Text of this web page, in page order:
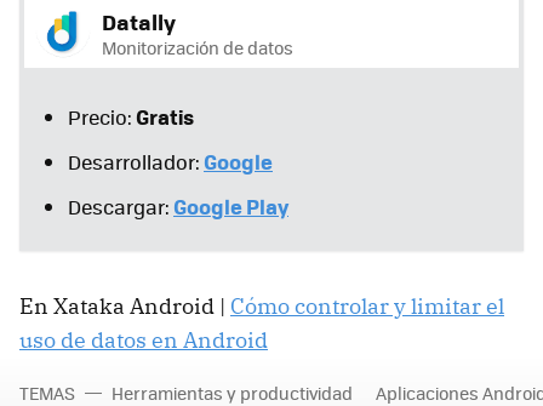
Datally
Monitorización de datos
Precio:Gratis
Desarrollador: Google
Descargar: Google Play
En Xataka Android | Cómo controlar y limitar el
uso de datos en Android
TEMAS Herramientas y productividad Aplicaciones